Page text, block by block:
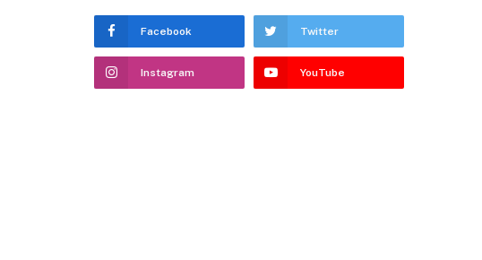
Facebook Twitter
Instagram YouTube